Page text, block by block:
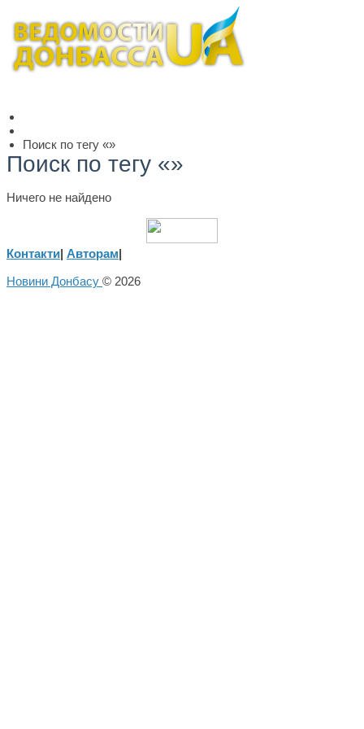
Поиск по тегу «»
Поиск по тегу «»
Ничего не найдено
Контакти| Авторам|
Новини Донбасу © 2026